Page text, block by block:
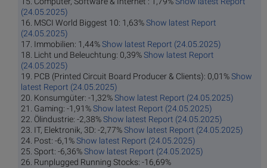
(24.05.2025)
16. MSCI World Biggest 10: 1,63%Show latest Report
(24.05.2025)
17. Immobilien: 1,44%Show latest Report (24.05.2025)
18. Licht und Beleuchtung: 0,39%Show latest Report
(24.05.2025)
19. PCB (Printed Circuit Board Producer & Clients): 0,01%Show
latest Report (24.05.2025)
20. Konsumgüter: -1,32%Show latest Report (24.05.2025)
21. Gaming: -1,91%Show latest Report (24.05.2025)
22. Ölindustrie: -2,38%Show latest Report (24.05.2025)
23. IT, Elektronik, 3D: -2,77%Show latest Report (24.05.2025)
24. Post: -6,1%Show latest Report (24.05.2025)
25. Sport: -6,36%Show latest Report (24.05.2025)
26. Runplugged Running Stocks: -16,69%